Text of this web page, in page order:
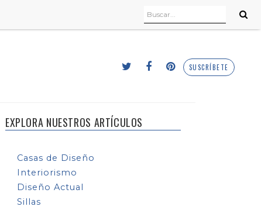
SUSCRÍBETE
EXPLORA NUESTROS ARTÍCULOS
Casas de Diseño
Interiorismo
Diseño Actual
Sillas